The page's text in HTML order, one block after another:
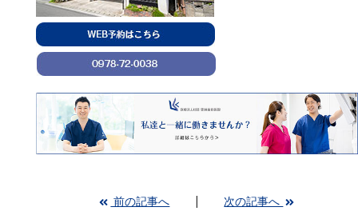
前の記事へ 次の記事へ